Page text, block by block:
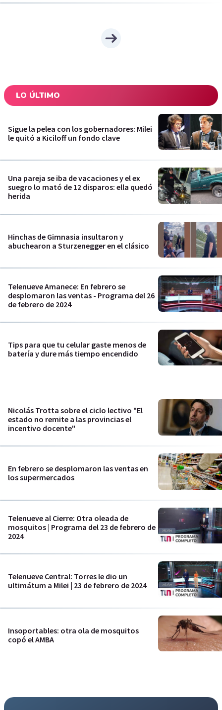
LO ÚLTIMO
Sigue la pelea con los gobernadores: Milei
le quitó a Kiciloff un fondo clave
Una pareja se iba de vacaciones y el ex
suegro lo mató de 12 disparos: ella quedó
herida
Hinchas de Gimnasia insultaron y
abuchearon a Sturzenegger en el clásico
Telenueve Amanece: En febrero se
desplomaron las ventas - Programa del 26
de febrero de 2024
Tips para que tu celular gaste menos de
batería y dure más tiempo encendido
Nicolás Trotta sobre el ciclo lectivo "El
estado no remite a las provincias el
incentivo docente"
En febrero se desplomaron las ventas en
los supermercados
Telenueve al Cierre: Otra oleada de
mosquitos | Programa del 23 de febrero de
2024
Telenueve Central: Torres le dio un
ultimátum a Milei | 23 de febrero de 2024
Insoportables: otra ola de mosquitos
copó el AMBA